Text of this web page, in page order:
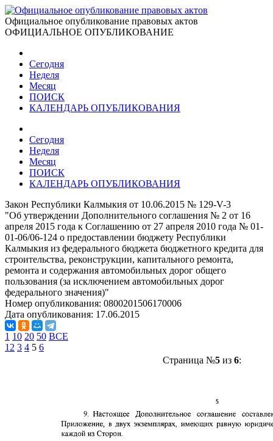
Официальное опубликование правовых актов
ОФИЦИАЛЬНОЕ ОПУБЛИКОВАНИЕ
Сегодня
Неделя
Месяц
ПОИСК
КАЛЕНДАРЬ ОПУБЛИКОВАНИЯ
Сегодня
Неделя
Месяц
ПОИСК
КАЛЕНДАРЬ ОПУБЛИКОВАНИЯ
Закон Республики Калмыкия от 10.06.2015 № 129-V-3
"Об утверждении Дополнительного соглашения № 2 от 16
апреля 2015 года к Соглашению от 27 апреля 2010 года № 01-
01-06/06-124 о предоставлении бюджету Республики
Калмыкия из федерального бюджета бюджетного кредита для
строительства, реконструкции, капитального ремонта,
ремонта и содержания автомобильных дорог общего
пользования (за исключением автомобильных дорог
федерального значения)"
Номер опубликования: 0800201506170006
Дата опубликования: 17.06.2015
1 10 20 50 ВСЕ
1 2 3 4 5 6
Страница №5из 6: